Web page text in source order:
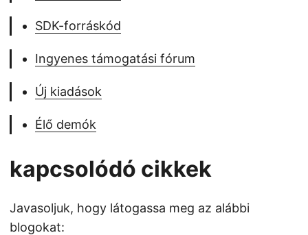
SDK-forráskód
Ingyenes támogatási fórum
Új kiadások
Élő demók
kapcsolódó cikkek
Javasoljuk, hogy látogassa meg az alábbi
blogokat: